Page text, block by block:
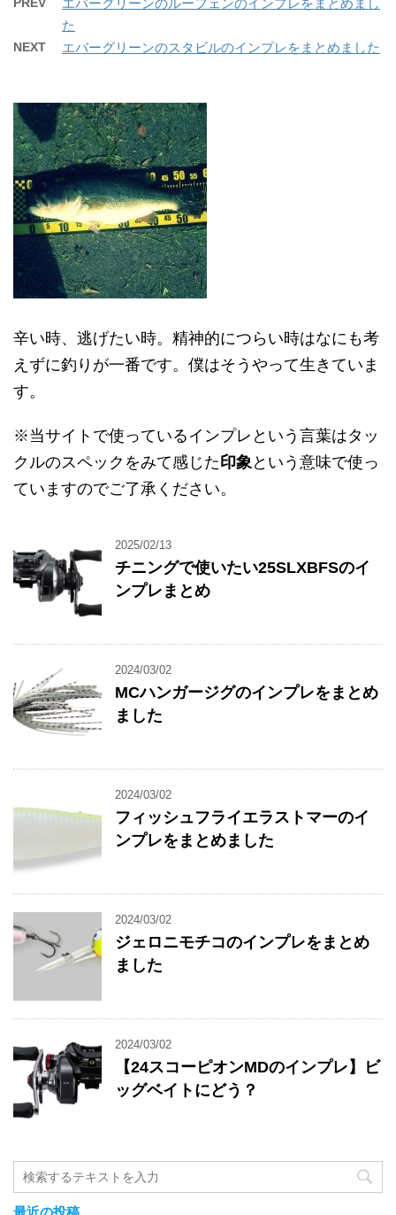
エバーグリーンのルーフェンのインプレをまとめまし
た
NEXT エバーグリーンのスタビルのインプレをまとめました
辛い時、逃げたい時。精神的につらい時はなにも考
えずに釣りが一番です。僕はそうやって生きていま
す。
※当サイトで使っているインプレという言葉はタッ
クルのスペックをみて感じた印象という意味で使っ
ていますのでご了承ください。
2025/02/13
チニングで使いたい25SLXBFSのイ
ンプレまとめ
2024/03/02
MCハンガージグのインプレをまとめ
ました
2024/03/02
フィッシュフライエラストマーのイ
ンプレをまとめました
2024/03/02
ジェロニモチコのインプレをまとめ
ました
2024/03/02
【24スコーピオンMDのインプレ】ビ
ッグベイトにどう？
最近の投稿